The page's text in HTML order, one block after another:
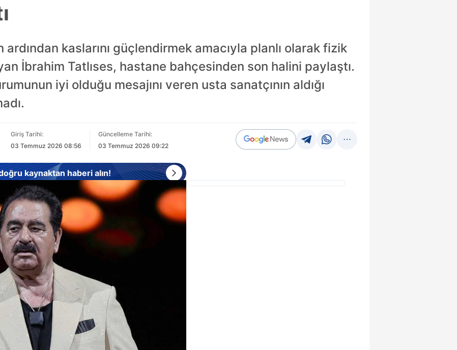
kaslarını güçlendirmek amacıyla planlı olarak fizik
İbrahim Tatlıses, hastane bahçesinden son halini paylaştı.
iyi olduğu mesajını veren usta sanatçının aldığı
Giriş Tarihi:
03 Temmuz 2026 08:56
Güncelleme Tarihi:
03 Temmuz 2026 09:22
kaynaktan haberi alın!